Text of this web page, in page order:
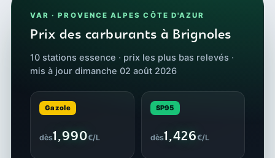
VAR · PROVENCE ALPES CÔTE D'AZUR
Prix des carburants à Brignoles
10 stations essence · prix les plus bas relevés ·
mis à jour dimanche 02 août 2026
Gazole
dès1,990€/L
SP95
dès1,426€/L